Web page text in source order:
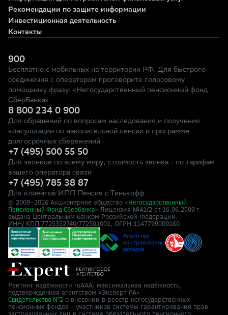
Рекомендации по защите информации
Инвестиционная деятельность
Контакты
900
Бесплатно с мобильных на территории РФ. Для быстрого
соединения с оператором проговорите голосовому
помощнику фразу: «Негосударственный пенсионный фонд
СберБанка»
8 800 234 0 900
Для обращений по вопросам наследования и получения
консультации по накопительной пенсии и программе
долгосрочных сбережений
+7 (495) 500 55 50
Для звонков по всему миру, стоимость звонка - по тарифам
вашего оператора связи
+7 (495) 785 38 87
Для клиентов ИПП Пенсия с Тинькофф
© 2009–2026 Акционерное общество « Негосударственный
Пенсионный Фонд Сбербанка» Лицензия №41/2 от 16.06.2009 г.
выдана Центральным банком Российской Федерации.
ИНН/ КПП 7725352740/772501001, ОГРН 1147799009160
Рейтинг надёжности ruAAA: максимальная надёжность,
подтверждённая агентством «Эксперт РА»
Свидетельство №2 о внесении в реестр негосударственных
пенсионных фондов - участников системы гарантирования прав